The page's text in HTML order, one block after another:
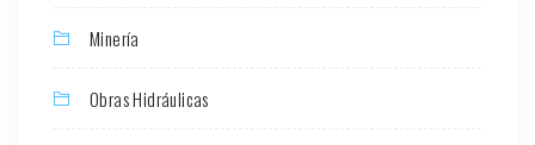
Minería
Obras Hidráulicas